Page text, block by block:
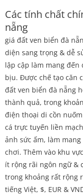
Các tính chất
nẵng
giá đất ven biển đà
diện sang trọng & dễ
lập cập làm mang
bịu. Được chế tạo căn
đất ven biển đà nẵng
thành quả, trong
điện thoại di cồn
cá trực tuyến liền
ảnh sức ấm, làm
chơi. Thêm vào khu
ít rộng rãi ngôn ngữ &
trong khoảng rất rộng
tiếng Việt, $, EUR &